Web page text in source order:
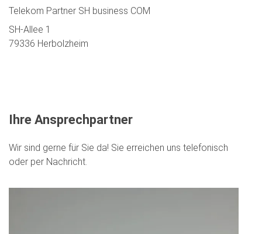
Telekom Partner SH business COM
SH-Allee 1
79336 Herbolzheim
Ihre Ansprechpartner
Wir sind gerne für Sie da! Sie erreichen uns telefonisch
oder per Nachricht.